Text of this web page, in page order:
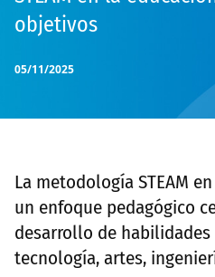
05/11/2025
objetivos
La metodología STEAM
un enfoque pedagógico
desarrollo de habilidades
tecnología, artes,